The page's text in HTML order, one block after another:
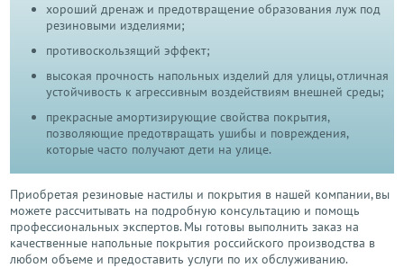
хороший дренаж и предотвращение образования луж под
резиновыми изделиями;
противоскользящий эффект;
высокая прочность напольных изделий для улицы, отличная
устойчивость к агрессивным воздействиям внешней среды;
прекрасные амортизирующие свойства покрытия,
позволяющие предотвращать ушибы и повреждения,
которые часто получают дети на улице.
Приобретая резиновые настилы и покрытия в нашей компании, вы
можете рассчитывать на подробную консультацию и помощь
профессиональных экспертов. Мы готовы выполнить заказ на
качественные напольные покрытия российского производства в
любом объеме и предоставить услуги по их обслуживанию.